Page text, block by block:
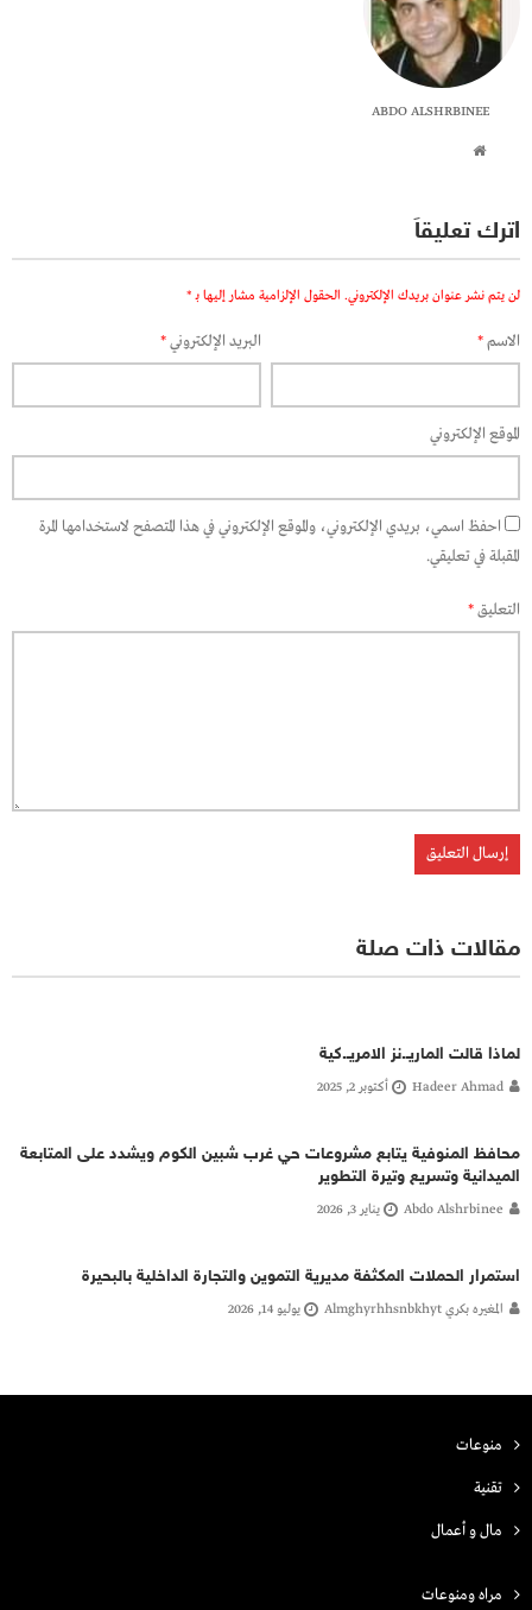
ABDO ALSHRBINEE
اترك تعليقاً
لن يتم نشر عنوان بريدك الإلكتروني. الحقول الإلزامية مشار إليها بـ *
الاسم* البريد الإلكتروني*
الموقع الإلكتروني
احفظ اسمي، بريدي الإلكتروني، والموقع الإلكتروني في هذا المتصفح لاستخدامها المرة
المقبلة في تعليقي.
التعليق*
مقالات ذات صلة
لماذا قالت الماريـ.نز الامريـ.كية
Hadeer Ahmad أكتوبر 2, 2025
محافظ المنوفية يتابع مشروعات حي غرب شبين الكوم ويشدد على المتابعة
الميدانية وتسريع وتيرة التطوير
Abdo Alshrbinee يناير 3, 2026
استمرار الحملات المكثفة مديرية التموين والتجارة الداخلية بالبحيرة
المغيره بكري Almghyrhhsnbkhyt يوليو 14, 2026
منوعات
تقنية
مال و أعمال
مراه ومنوعات